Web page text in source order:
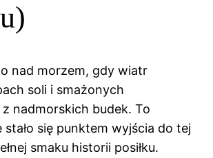
nad morzem, gdy wiatr
soli i smażonych
nadmorskich budek. To
stało się punktem wyjścia do tej
smaku historii posiłku.